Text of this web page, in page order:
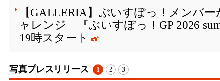
【GALLERIA】ぶいすぽっ！メンバー
ャレンジ 『ぶいすぽっ！GP 2026
19時スタート
写真プレスリリース 1 2 3